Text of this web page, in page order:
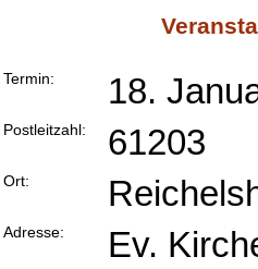
Termin: 18.
Postleitzahl: 61203
Ort:
Adresse: Ev.